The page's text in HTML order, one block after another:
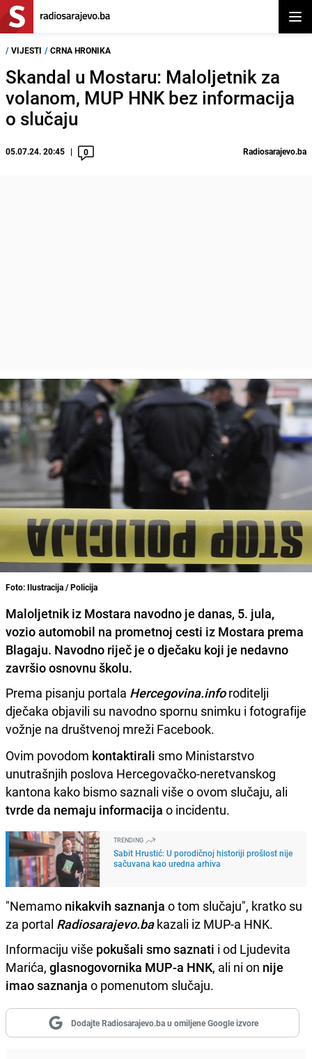
/ VIJESTI / CRNA HRONIKA
Skandal u Mostaru: Maloljetnik za
volanom, MUP HNK bez informacija
o slučaju
05.07.24. 20:45 0 Radiosarajevo.ba
Foto: Ilustracija / Policija
Maloljetnik iz Mostara navodno je danas, 5. jula,
vozio automobil na prometnoj cesti iz Mostara prema
Blagaju. Navodno riječ je o dječaku koji je nedavno
završio osnovnu školu.
Prema pisanju portala Hercegovina.inforoditelji
dječaka objavili su navodno spornu snimku i fotografije
vožnje na društvenoj mreži Facebook.
Ovim povodom kontaktirali smo Ministarstvo
unutrašnjih poslova Hercegovačko-neretvanskog
kantona kako bismo saznali više o ovom slučaju, ali
tvrde da nemaju informacija o incidentu.
TRENDING
Sabit Hrustić: U porodičnoj historiji prošlost nije
sačuvana kao uredna arhiva
"Nemamo nikakvih saznanja o tom slučaju", kratko su
za portal Radiosarajevo.ba kazali iz MUP-a HNK.
Informaciju više pokušali smo saznati i od Ljudevita
Marića, glasnogovornika MUP-a HNK, ali ni on nije
imao saznanja o pomenutom slučaju.
Dodajte Radiosarajevo.ba u omiljene Google izvore